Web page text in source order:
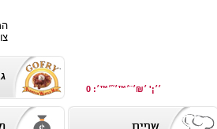
המשך גלישה
צוות קיטשן-
׳׳¡' ׳₪׳¨׳™׳˜׳™׳: 0